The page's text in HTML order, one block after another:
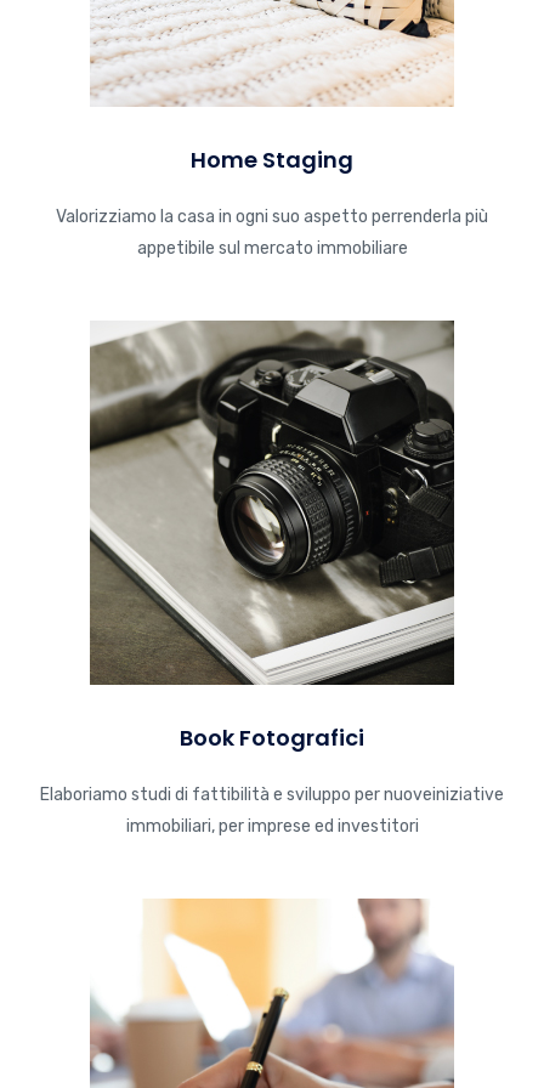
Home Staging
Valorizziamo la casa in ogni suo aspetto perrenderla più
appetibile sul mercato immobiliare
Book Fotografici
Elaboriamo studi di fattibilità e sviluppo per nuoveiniziative
immobiliari, per imprese ed investitori